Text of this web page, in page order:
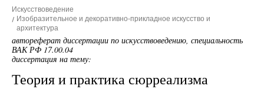
Искусствоведение
Изобразительное и декоративно-прикладное искусство и
архитектура
автореферат диссертации по искусствоведению, специальность
ВАК РФ 17.00.04
диссертация на тему:
Теория и практика сюрреализма